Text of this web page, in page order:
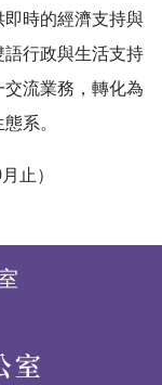
時的經濟支持與
行政與生活支持
流業務，轉化為
系。
月止）